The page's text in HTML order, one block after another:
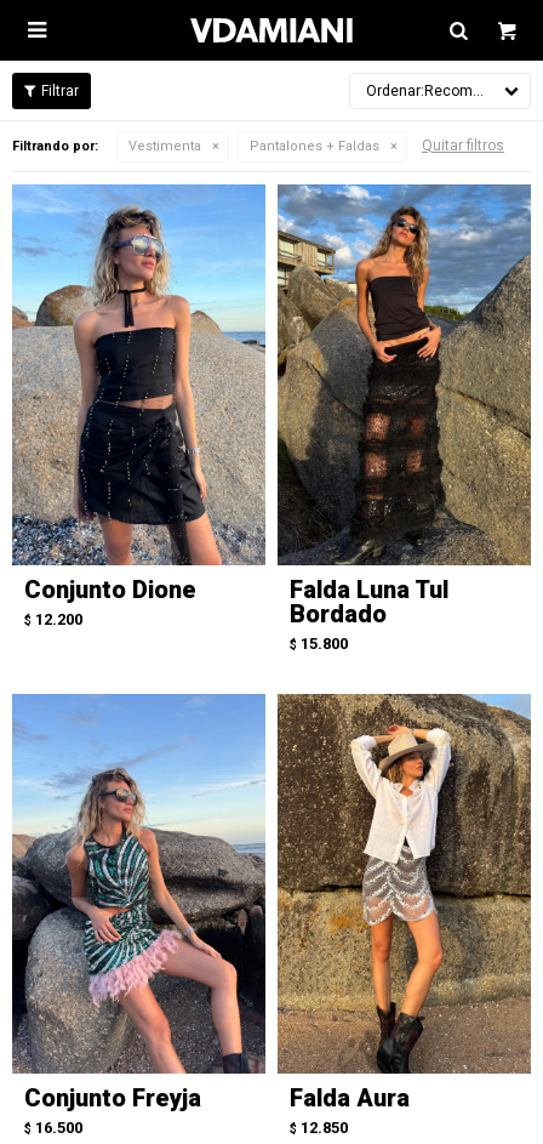

Recomendados
Filtrando por: Vestimenta Pantalones + Faldas Quitar filtros
Conjunto Dione
$ 12.200
Falda Luna Tul
Bordado
$ 15.800
Conjunto Freyja
$ 16.500
Falda Aura
$ 12.850